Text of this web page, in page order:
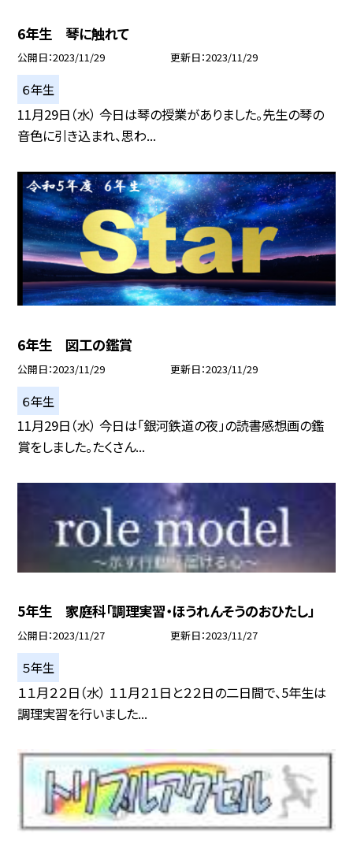
6年生 琴に触れて
公開日 2023/11/29 更新日 2023/11/29
６年生
11月29日（水） 今日は琴の授業がありました。先生の琴の
音色に引き込まれ、思わ...
6年生 図工の鑑賞
公開日 2023/11/29 更新日 2023/11/29
６年生
11月29日（水） 今日は「銀河鉄道の夜」の読書感想画の鑑
賞をしました。たくさん...
5年生 家庭科「調理実習・ほうれんそうのおひたし」
公開日 2023/11/27 更新日 2023/11/27
５年生
１１月２２日（水） １１月２１日と２２日の二日間で、5年生は
調理実習を行いました...